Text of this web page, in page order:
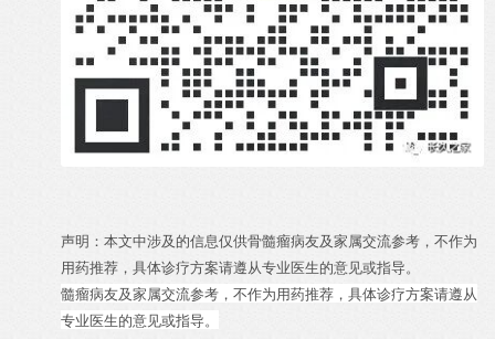
声明：本文中涉及的信息仅供骨髓瘤病友及家属交流参考，不作为
用药推荐，具体诊疗方案请遵从专业医生的意见或指导。
髓瘤病友及家属交流参考，不作为用药推荐，具体诊疗方案请遵从
专业医生的意见或指导。